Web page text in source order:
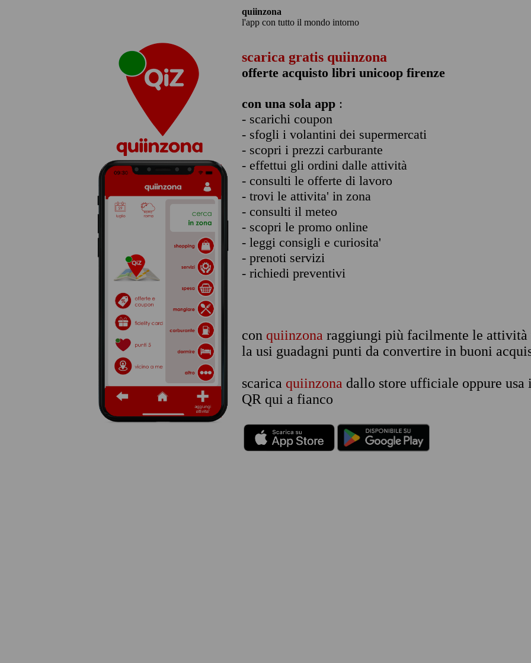
quiinzona
l'app con tutto il mondo intorno
scarica gratis quiinzona
offerte acquisto libri unicoop firenze
con una sola app :
- scarichi coupon
- sfogli i volantini dei supermercati
- scopri i prezzi carburante
- effettui gli ordini dalle attività
- consulti le offerte di lavoro
- trovi le attivita' in zona
- consulti il meteo
- scopri le promo online
- leggi consigli e curiosita'
- prenoti servizi
- richiedi preventivi
con quiinzona raggiungi più facilmente le attività
la usi guadagni punti da convertire in buoni
scarica quiinzona dallo store ufficiale oppure usa
QR qui a fianco